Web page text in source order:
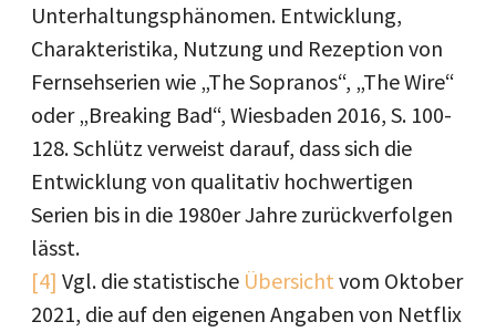
Unterhaltungsphänomen. Entwicklung,
Charakteristika, Nutzung und Rezeption von
Fernsehserien wie „The Sopranos“, „The Wire“
oder „Breaking Bad“, Wiesbaden 2016, S. 100-
128. Schlütz verweist darauf, dass sich die
Entwicklung von qualitativ hochwertigen
Serien bis in die 1980er Jahre zurückverfolgen
lässt.
[4] Vgl. die statistische Übersicht vom Oktober
2021, die auf den eigenen Angaben von Netflix